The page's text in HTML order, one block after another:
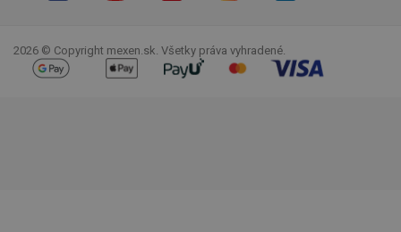
2026 © Copyright mexen.sk. Všetky práva vyhradené.